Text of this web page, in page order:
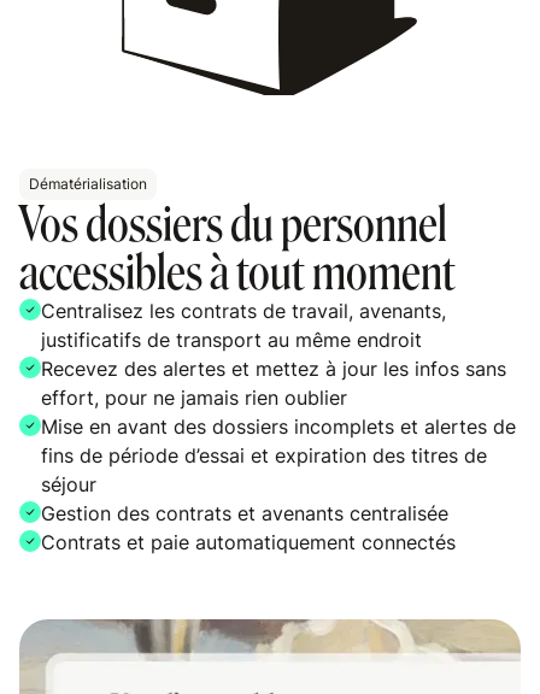
Dématérialisation
Vos dossiers du personnel
accessibles à tout moment
Centralisez les contrats de travail, avenants,
justificatifs de transport au même endroit
Recevez des alertes et mettez à jour les infos sans
effort, pour ne jamais rien oublier
Mise en avant des dossiers incomplets et alertes de
fins de période d’essai et expiration des titres de
séjour
Gestion des contrats et avenants centralisée
Contrats et paie automatiquement connectés